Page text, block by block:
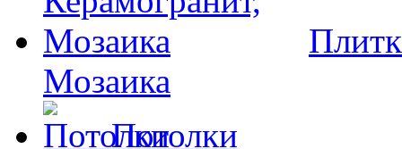
Мозаика
Потолки